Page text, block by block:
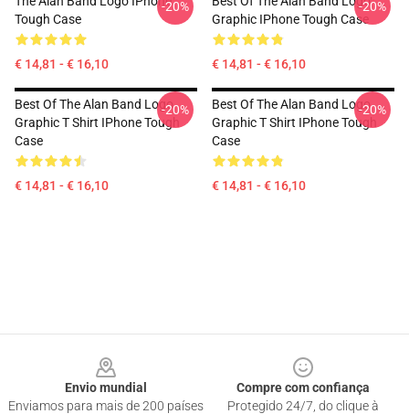
Tough Case
€ 14,81 - € 16,10
-20%
Graphic IPhone Tough Case
€ 14,81 - € 16,10
-20%
Best Of The Alan Band Logo
Graphic T Shirt IPhone Tough
Case
€ 14,81 - € 16,10
-20%
Best Of The Alan Band Logo
Graphic T Shirt IPhone Tough
Case
€ 14,81 - € 16,10
-20%
Envio mundial
Enviamos para mais de 200 países
Compre com confiança
Protegido 24/7, do clique à